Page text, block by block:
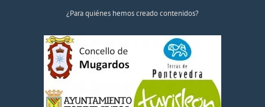
¿Para quiénes hemos creado contenidos?